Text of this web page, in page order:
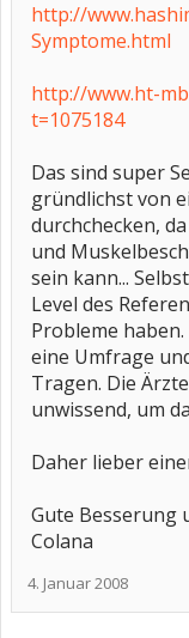
http://
Symptome.html
http://www.ht-
t=1075184
Das sind super
gründlichst von
durchchecken,
und
sein kann...
Level des
Probleme
eine Umfrage
Tragen. Die
unwissend, um
Daher lieber
Gute Besserung
Colana
4. Januar 2008